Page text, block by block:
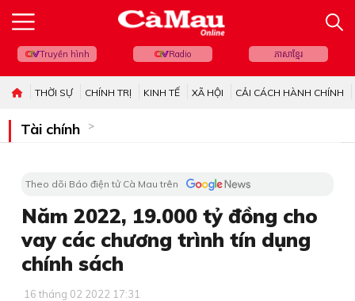
Truyền hình Radio ភាសាខ្មែរ
THỜI SỰ CHÍNH TRỊ KINH TẾ XÃ HỘI CẢI CÁCH HÀNH CHÍNH
Tài chính
Theo dõi Báo điện tử Cà Mau trên
Năm 2022, 19.000 tỷ đồng cho
vay các chương trình tín dụng
chính sách
16 tháng 02 2022 17:31